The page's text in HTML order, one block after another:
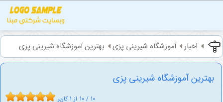
اخبار آموزشگاه شیرینی پزی بهترین آموزشگاه شیرینی پزی
بهترین آموزشگاه شیرینی پزی
10 / 10 از 1 کاربر